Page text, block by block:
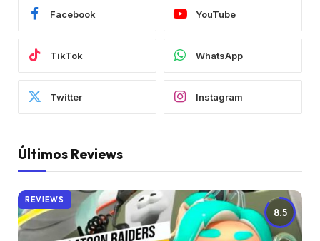
Facebook YouTube
TikTok WhatsApp
Twitter Instagram
Últimos Reviews
8.5
REVIEWS